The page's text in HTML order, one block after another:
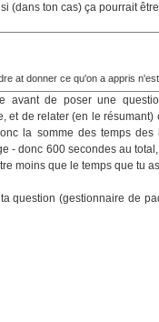
(dans ton cas) ça pourrait
at donner ce qu'on a appris
avant de poser une
et de relater (en le
la somme des temps
- donc 600 secondes au
moins que le temps que tu
question (gestionnaire de